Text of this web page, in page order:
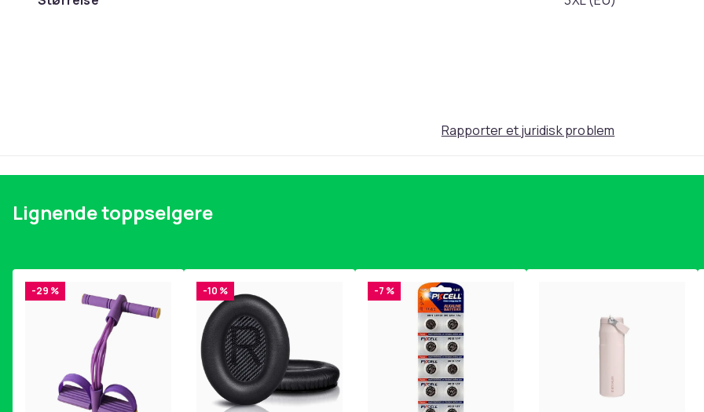
Rapporter et juridisk problem
Lignende toppselgere
-29 % -10 % -7 %